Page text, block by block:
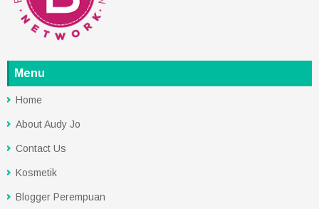
Menu
Home
About Audy Jo
Contact Us
Kosmetik
Blogger Perempuan